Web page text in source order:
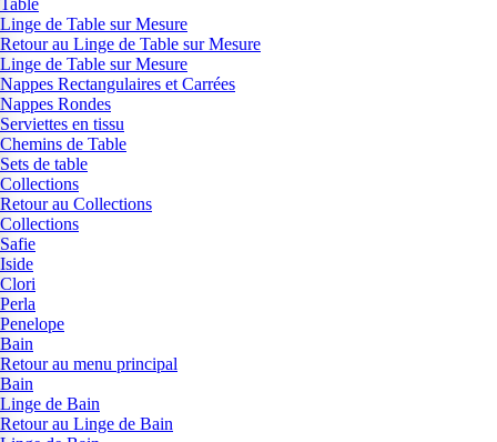
Table
Linge de Table sur Mesure
Retour au Linge de Table sur Mesure
Linge de Table sur Mesure
Nappes Rectangulaires et Carrées
Nappes Rondes
Serviettes en tissu
Chemins de Table
Sets de table
Collections
Retour au Collections
Collections
Safie
Iside
Clori
Perla
Penelope
Bain
Retour au menu principal
Bain
Linge de Bain
Retour au Linge de Bain